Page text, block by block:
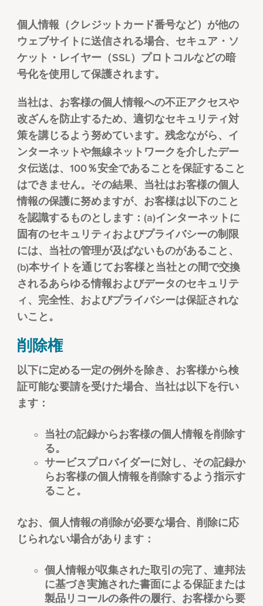
個人情報（クレジットカード番号など）が他の
ウェブサイトに送信される場合、セキュア・ソ
ケット・レイヤー（SSL）プロトコルなどの暗
号化を使用して保護されます。
当社は、お客様の個人情報への不正アクセスや
改ざんを防止するため、適切なセキュリティ対
策を講じるよう努めています。残念ながら、イ
ンターネットや無線ネットワークを介したデー
タ伝送は、100％安全であることを保証すること
はできません。その結果、当社はお客様の個人
情報の保護に努めますが、お客様は以下のこと
を認識するものとします：(a)インターネットに
固有のセキュリティおよびプライバシーの制限
には、当社の管理が及ばないものがあること、
(b)本サイトを通じてお客様と当社との間で交換
されるあらゆる情報およびデータのセキュリテ
ィ、完全性、およびプライバシーは保証されな
いこと。
削除権
以下に定める一定の例外を除き、お客様から検
証可能な要請を受けた場合、当社は以下を行い
ます：
当社の記録からお客様の個人情報を削除す
る。
サービスプロバイダーに対し、その記録か
らお客様の個人情報を削除するよう指示す
ること。
なお、個人情報の削除が必要な場合、削除に応
じられない場合があります：
個人情報が収集された取引の完了、連邦法
に基づき実施された書面による保証または
製品リコールの条件の履行、お客様から要